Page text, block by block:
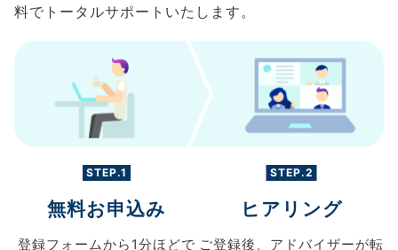
料でトータルサポートいたします。
STEP.1
無料お申込み
登録フォームから 1分ほどで
STEP.2
ヒアリング
ご登録後、 アドバイザーが転